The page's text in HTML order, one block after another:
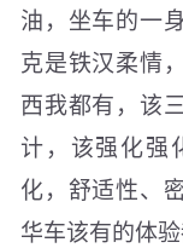
油，坐车的一
克是铁汉柔情
西我都有，该
计，该强化强
化，舒适性、
华车该有的体